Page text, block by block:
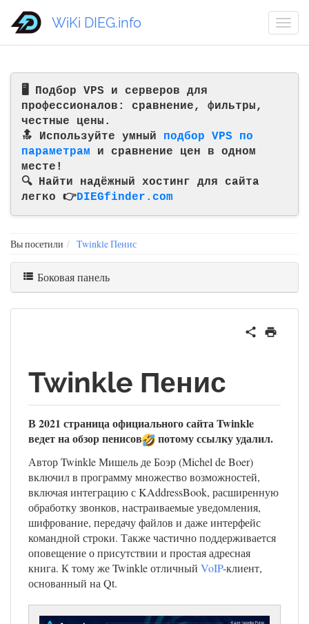
🖥️ Подбор VPS и серверов для
профессионалов: сравнение, фильтры,
честные цены.
🔝 Используйте умный подбор VPS по
параметрам и сравнение цен в одном
месте!
🔍 Найти надёжный хостинг для сайта
легко 👉DIEGfinder.com
WiKi DIEG.info
Вы посетили Twinkle Пенис
Боковая панель
Twinkle Пенис
В 2021 страница официального сайта Twinkle
ведет на обзор пенисов
потому ссылку удалил.
Автор Twinkle Мишель де Боэр (Michel de Boer)
включил в программу множество возможностей,
включая интеграцию с KAddressBook, расширенную
обработку звонков, настраиваемые уведомления,
шифрование, передачу файлов и даже интерфейс
командной строки. Также частично поддерживается
оповещение о присутствии и простая адресная
книга. К тому же Twinkle отличный VoIP-клиент,
основанный на Qt.